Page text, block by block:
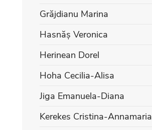
Grăjdianu Marina
Hasnăș Veronica
Herinean Dorel
Hoha Cecilia-Alisa
Jiga Emanuela-Diana
Kerekes Cristina-Annamaria